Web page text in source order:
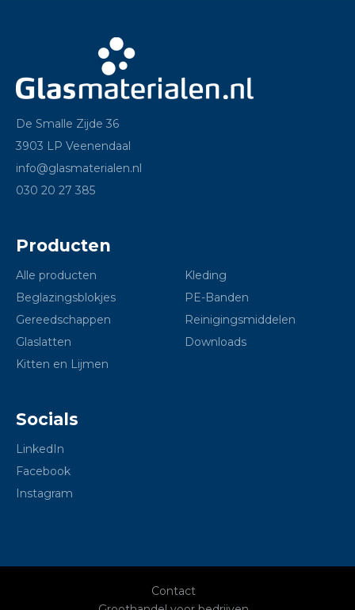
De Smalle Zijde 36
3903 LP Veenendaal
info@glasmaterialen.nl
030 20 27 385
Producten
Alle producten
Beglazingsblokjes
Gereedschappen
Glaslatten
Kitten en Lijmen
Kleding
PE-Banden
Reinigingsmiddelen
Downloads
Socials
LinkedIn
Facebook
Instagram
Contact